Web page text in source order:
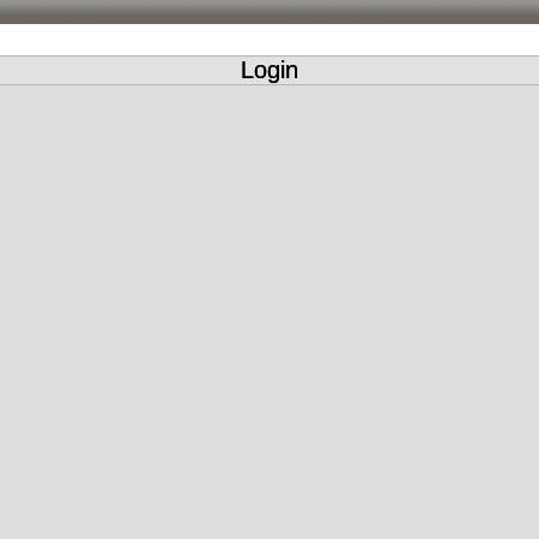
Login